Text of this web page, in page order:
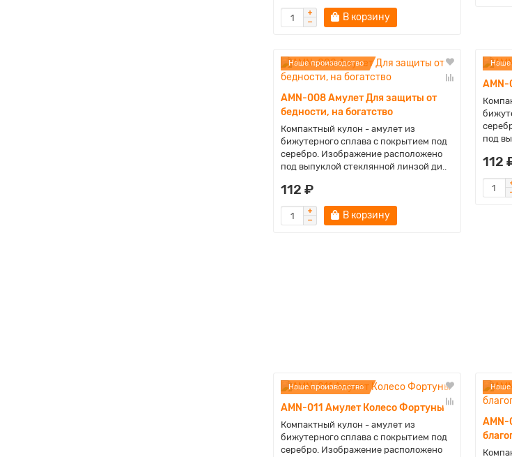
В корзину
Наше производство
AMN-008 Амулет Для защиты от
бедности, на богатство
Компактный кулон - амулет из
бижутерного сплава с покрытием под
серебро. Изображение расположено
под выпуклой стеклянной линзой ди..
112 ₽
В корзину
Наше
AMN-
под
112
Наше производство
AMN-011 Амулет Колесо Фортуны
Компактный кулон - амулет из
бижутерного сплава с покрытием под
серебро. Изображение расположено
Наше
AMN-